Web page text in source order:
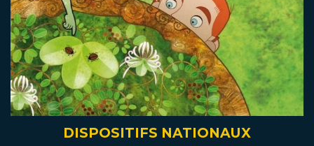
DISPOSITIFS NATIONAUX